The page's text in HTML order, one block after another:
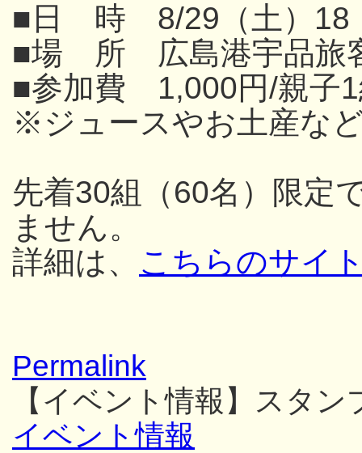
■日 時 8/29（土）18
■場 所 広島港宇品旅
■参加費 1,000円/親子
※ジュースやお土産な
先着30組（60名）限定
ません。
詳細は、 こちらのサイ
Permalink
【イベント情報】スタ
イベント情報